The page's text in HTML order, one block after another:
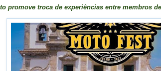
promove troca de experiências entre membros